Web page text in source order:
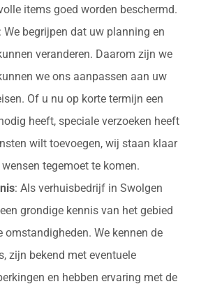
items goed worden beschermd.
: We begrijpen dat uw planning en
veranderen. Daarom zijn we
we ons aanpassen aan uw
Of u nu op korte termijn een
heeft, speciale verzoeken heeft
wilt toevoegen, wij staan klaar
tegemoet te komen.
: Als verhuisbedrijf in Swolgen
grondige kennis van het gebied
omstandigheden. We kennen de
zijn bekend met eventuele
en hebben ervaring met de